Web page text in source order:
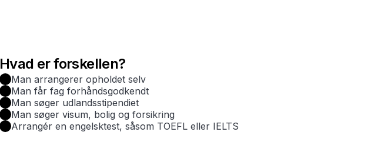
Hvad er forskellen?
Man arrangerer opholdet selv
Man får fag forhåndsgodkendt
Man søger udlandsstipendiet
Man søger visum, bolig og forsikring
Arrangér en engelsktest, såsom TOEFL eller IELTS